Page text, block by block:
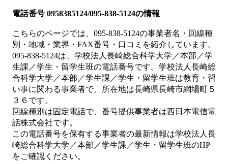
電話番号 0958385124/095-838-5124の情報
こちらのページでは、 095-838-5124の事業者名・回線種
別・地域・業界・FAX番号・口コミを紹介しています。
095-838-5124は、 学校法人長崎総合科学大学／本部／学
生課／学生・留学生班の電話番号です。 学校法人長崎総
合科学大学／本部／学生課／学生・留学生班は教育・習
い事に関わる事業者で、所在地は長崎県長崎市網場町５
３６ です。
回線種別は固定電話で、番号提供事業者は西日本電信電
話株式会社です。
この電話番号を保有する事業者の最新情報は学校法人長
崎総合科学大学／本部／学生課／学生・留学生班のHP
をご確認ください。